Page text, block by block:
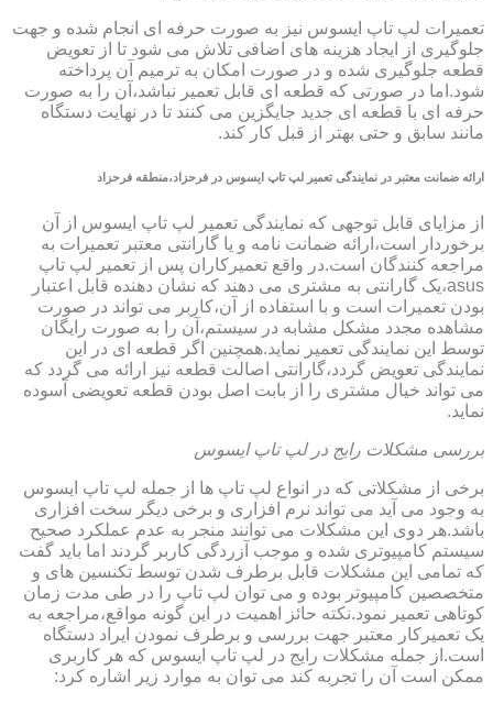
تعمیرات لپ تاپ ایسوس نیز به صورت حرفه ای انجام شده و جهت
جلوگیری از ایجاد هزینه های اضافی تلاش می شود تا از تعویض
قطعه جلوگیری شده و در صورت امکان به ترمیم آن پرداخته
شود.اما در صورتی که قطعه ای قابل تعمیر نباشد،آن را به صورت
حرفه ای با قطعه ای جدید جایگزین می کنند تا در نهایت دستگاه
مانند سابق و حتی بهتر از قبل کار کند.
ارائه ضمانت معتبر در نمایندگی تعمیر لپ تاپ ایسوس در فرحزاد،منطقه فرحزاد
از مزایای قابل توجهی که نمایندگی تعمیر لپ تاپ ایسوس از آن
برخوردار است،ارائه ضمانت نامه و یا گارانتی معتبر تعمیرات به
مراجعه کنندگان است.در واقع تعمیرکاران پس از تعمیر لپ تاپ
asus،یک گارانتی به مشتری می دهند که نشان دهنده قابل اعتبار
بودن تعمیرات است و با استفاده از آن،کاربر می تواند در صورت
مشاهده مجدد مشکل مشابه در سیستم،آن را به صورت رایگان
توسط این نمایندگی تعمیر نماید.همچنین اگر قطعه ای در این
نمایندگی تعویض گردد،گارانتی اصالت قطعه نیز ارائه می گردد که
می تواند خیال مشتری را از بابت اصل بودن قطعه تعویضی آسوده
نماید.
بررسی مشکلات رایج در لپ تاپ ایسوس
برخی از مشکلاتی که در انواع لپ تاپ ها از جمله لپ تاپ ایسوس
به وجود می آید می تواند نرم افزاری و برخی دیگر سخت افزاری
باشد.هر دوی این مشکلات می توانند منجر به عدم عملکرد صحیح
سیستم کامپیوتری شده و موجب آزردگی کاربر گردند اما باید گفت
که تمامی این مشکلات قابل برطرف شدن توسط تکنسین های و
متخصصین کامپیوتر بوده و می توان لپ تاپ را در طی مدت زمان
کوتاهی تعمیر نمود.نکته حائز اهمیت در این گونه مواقع،مراجعه به
یک تعمیرکار معتبر جهت بررسی و برطرف نمودن ایراد دستگاه
است.از جمله مشکلات رایج در لپ تاپ ایسوس که هر کاربری
ممکن است آن را تجربه کند می توان به موارد زیر اشاره کرد: